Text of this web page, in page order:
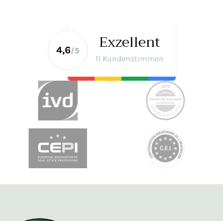
4,6/5 Exzellent
11 Kundenstimmen